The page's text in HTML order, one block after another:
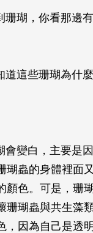
珊瑚，你看那邊
這些珊瑚為什
會變白，主要是
瑚蟲的身體裡面
顏色。可是，珊
珊瑚蟲與共生藻
，因為自己是透